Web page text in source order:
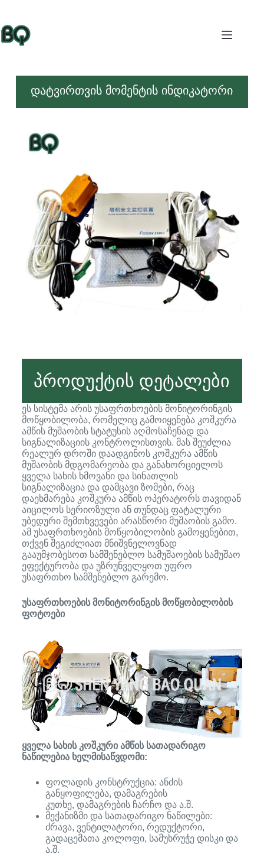
დატვირთვის მომენტის ინდიკატორი
პროდუქტის დეტალები
ეს სისტემა არის უსაფრთხოების მონიტორინგის
მოწყობილობა, რომელიც გამოიყენება კოშკურა
ამწის მუშაობის სტატუსის აღმოსაჩენად და
სიგნალიზაციის კონტროლისთვის. მას შეუძლია
რეალურ დროში დაადგინოს კოშკურა ამწის
მუშაობის მდგომარეობა და განახორციელოს
ყველა სახის ხმოვანი და სინათლის
სიგნალიზაცია და დამცავი ზომები, რაც
დაეხმარება კოშკურა ამწის ოპერატორს თავიდან
აიცილოს სერიოზული ან თუნდაც ფატალური
უბედური შემთხვევები არასწორი მუშაობის გამო.
ამ უსაფრთხოების მოწყობილობის გამოყენებით,
თქვენ შეგიძლიათ მნიშვნელოვნად
გააუმჯობესოთ სამშენებლო სამუშაოების სამუშაო
ეფექტურობა და უზრუნველყოთ უფრო
უსაფრთხო სამშენებლო გარემო.
უსაფრთხოების მონიტორინგის მოწყობილობის
ფოტოები
ყველა სახის კოშკური ამწის სათადარიგო
ნაწილებია ხელმისაწვდომი:
ფოლადის კონსტრუქცია: ანძის
განყოფილება, დამაგრების
კუთხე, დამაგრების ჩარჩო და ა.შ.
მექანიზმი და სათადარიგო ნაწილები:
ძრავა, ვენტილატორი, რედუქტორი,
გადაცემათა კოლოფი, სამუხრუჭე დისკი და
ა.შ.